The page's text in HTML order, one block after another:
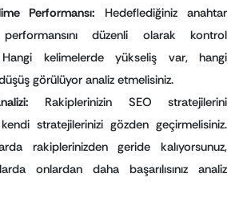
Performansı: Hedeflediğiniz anahtar
düzenli olarak kontrol
Hangi kelimelerde yükseliş var, hangi
görülüyor analiz etmelisiniz.
Rakiplerinizin SEO stratejilerini
stratejilerinizi gözden geçirmelisiniz.
rakiplerinizden geride kalıyorsunuz,
onlardan daha başarılısınız analiz